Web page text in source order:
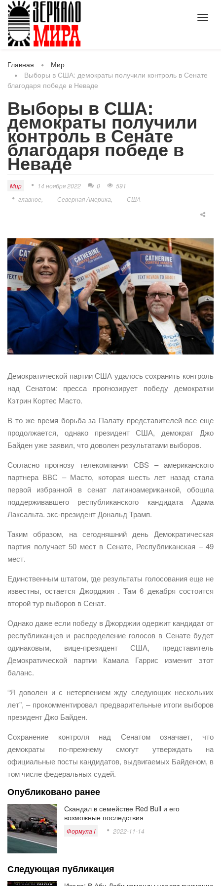
Главная
Мир
Выборы в США: демократы получили контроль в Сенате
благодаря победе в Неваде
Выборы в США:
демократы получили
контроль в Сенате
благодаря победе в
Неваде
Мир 14 ноября 2022 0
591
главное
Северная Америка США
Демократической партии США удалось сохранить контроль
над Сенатом: пресса прогнозирует победу демократки
Кэтрин Кортес Масто.
В то же время борьба за Палату представителей все еще
продолжается, однако президент США, демократ Джо
Байден уже заявил, что доволен результатами выборов.
Согласно прогнозу телекомпании СBS – американского
партнера ВВС – Масто, которая шесть лет назад стала
первой избранной в сенат латиноамериканкой, обошла
поддерживавшего республиканского кандидата Адама
Лаксальта. экс-президент Дональд Трамп.
Таким образом, на сегодняшний день Демократическая
партия получает 50 мест в Сенате, Республиканская – 49
мест.
Единственным штатом, где результаты голосования еще не
известны, остается Джорджия . Там 6 декабря состоится
второй тур выборов в Сенат.
Однако даже если победу в Джорджии одержит кандидат от
республиканцев и распределение голосов в Сенате будет
одинаковым, вице-президент США, представитель
Демократической партии Камала Гаррис изменит этот
баланс.
“Я доволен и с нетерпением жду следующих нескольких
лет”, – прокомментировал предварительные итоги выборов
президент Джо Байден.
Сохранение контроля над Сенатом означает, что
демократы по-прежнему смогут утверждать на
официальные посты кандидатов, выдвигаемых Байденом, в
том числе федеральных судей.
Опубликовано ранее
Скандал в семействе Red Bull и его
возможные последствия
Формула I 2022-11-14
Следующая публикация